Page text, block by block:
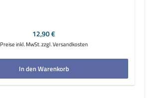
Regulärer Preis:
12,90 €
Preise inkl. MwSt. zzgl. Versandkosten
In den Warenkorb